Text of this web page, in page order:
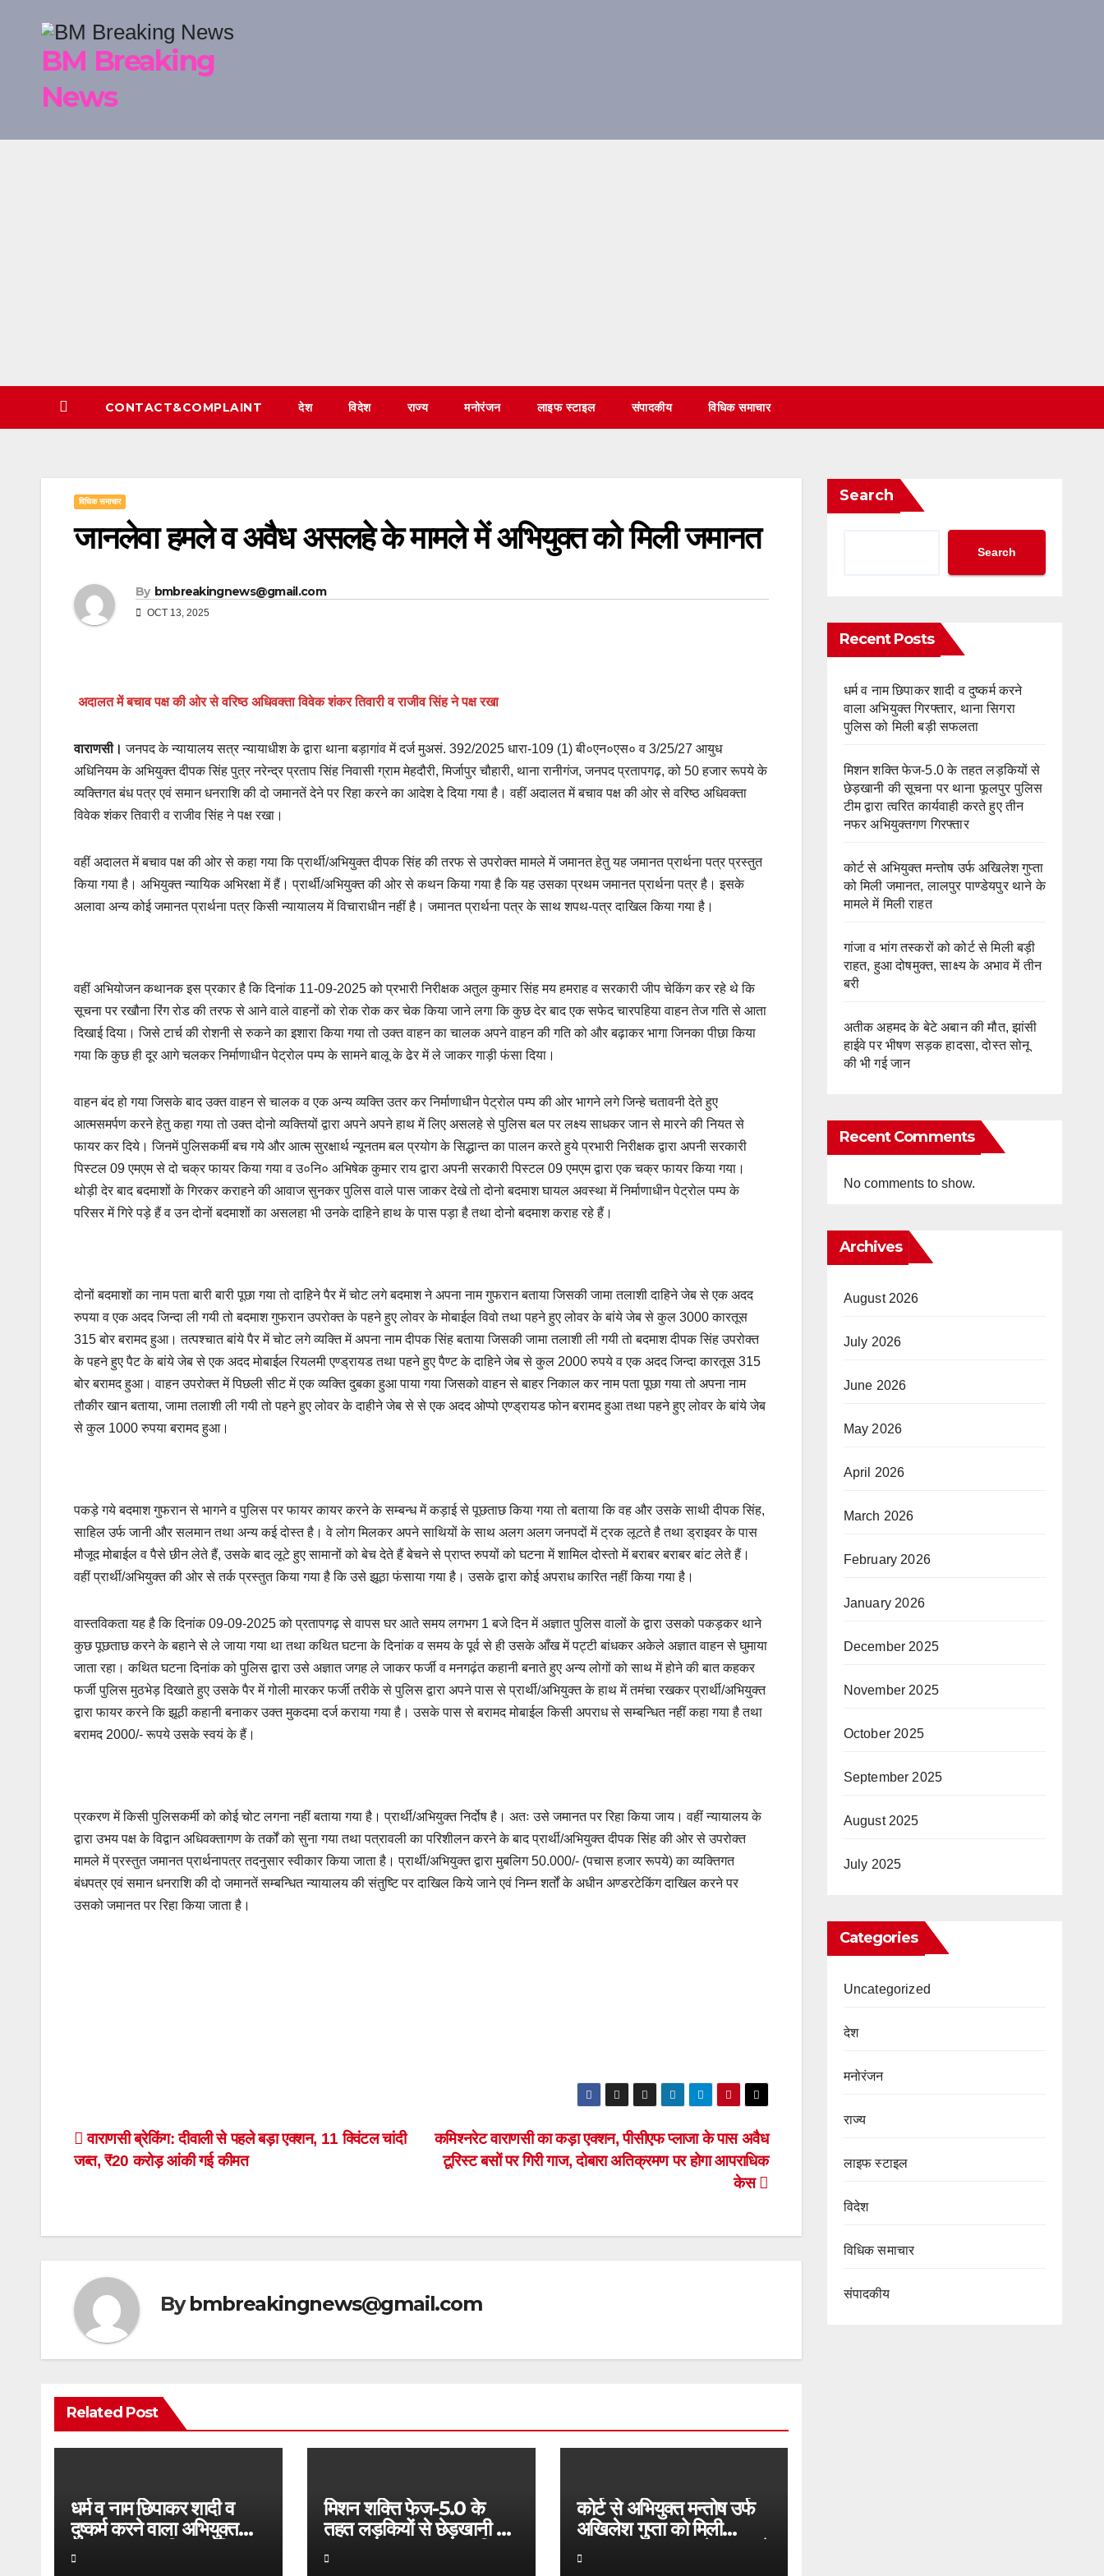
BM Breaking
News
CONTACT&COMPLAINT देश विदेश राज्य मनोरंजन लाइफ स्टाइल संपादकीय विधिक समाचार
विधिक समाचार
जानलेवा हमले व अवैध असलहे के मामले में अभियुक्त को मिली जमानत
By bmbreakingnews@gmail.com
OCT 13, 2025
अदालत में बचाव पक्ष की ओर से वरिष्ठ अधिवक्ता विवेक शंकर तिवारी व राजीव सिंह ने पक्ष रखा
वाराणसी। जनपद के न्यायालय सत्र न्यायाधीश के द्वारा थाना बड़ागांव में दर्ज मुअसं. 392/2025 धारा-109 (1) बी०एन०एस० व 3/25/27 आयुध
अधिनियम के अभियुक्त दीपक सिंह पुत्र नरेन्द्र प्रताप सिंह निवासी ग्राम मेहदौरी, मिर्जापुर चौहारी, थाना रानीगंज, जनपद प्रतापगढ़, को 50 हजार रूपये के
व्यक्तिगत बंध पत्र एवं समान धनराशि की दो जमानतें देने पर रिहा करने का आदेश दे दिया गया है। वहीं अदालत में बचाव पक्ष की ओर से वरिष्ठ अधिवक्ता
विवेक शंकर तिवारी व राजीव सिंह ने पक्ष रखा।
वहीं अदालत में बचाव पक्ष की ओर से कहा गया कि प्रार्थी/अभियुक्त दीपक सिंह की तरफ से उपरोक्त मामले में जमानत हेतु यह जमानत प्रार्थना पत्र प्रस्तुत
किया गया है। अभियुक्त न्यायिक अभिरक्षा में हैं। प्रार्थी/अभियुक्त की ओर से कथन किया गया है कि यह उसका प्रथम जमानत प्रार्थना पत्र है। इसके
अलावा अन्य कोई जमानत प्रार्थना पत्र किसी न्यायालय में विचाराधीन नहीं है। जमानत प्रार्थना पत्र के साथ शपथ-पत्र दाखिल किया गया है।
वहीं अभियोजन कथानक इस प्रकार है कि दिनांक 11-09-2025 को प्रभारी निरीक्षक अतुल कुमार सिंह मय हमराह व सरकारी जीप चेकिंग कर रहे थे कि
सूचना पर रखौना रिंग रोड की तरफ से आने वाले वाहनों को रोक रोक कर चेक किया जाने लगा कि कुछ देर बाद एक सफेद चारपहिया वाहन तेज गति से आता
दिखाई दिया। जिसे टार्च की रोशनी से रुकने का इशारा किया गया तो उक्त वाहन का चालक अपने वाहन की गति को और बढ़ाकर भागा जिनका पीछा किया
गया कि कुछ ही दूर आगे चलकर निर्माणाधीन पेट्रोल पम्प के सामने बालू के ढेर में ले जाकर गाड़ी फंसा दिया।
वाहन बंद हो गया जिसके बाद उक्त वाहन से चालक व एक अन्य व्यक्ति उतर कर निर्माणाधीन पेट्रोल पम्प की ओर भागने लगे जिन्हे चतावनी देते हुए
आत्मसमर्पण करने हेतु कहा गया तो उक्त दोनो व्यक्तियों द्वारा अपने अपने हाथ में लिए असलहे से पुलिस बल पर लक्ष्य साधकर जान से मारने की नियत से
फायर कर दिये। जिनमें पुलिसकर्मी बच गये और आत्म सुरक्षार्थ न्यूनतम बल प्रयोग के सिद्धान्त का पालन करते हुये प्रभारी निरीक्षक द्वारा अपनी सरकारी
पिस्टल 09 एमएम से दो चक्र फायर किया गया व उ०नि० अभिषेक कुमार राय द्वारा अपनी सरकारी पिस्टल 09 एमएम द्वारा एक चक्र फायर किया गया।
थोड़ी देर बाद बदमाशों के गिरकर कराहने की आवाज सुनकर पुलिस वाले पास जाकर देखे तो दोनो बदमाश घायल अवस्था में निर्माणाधीन पेट्रोल पम्प के
परिसर में गिरे पड़े हैं व उन दोनों बदमाशों का असलहा भी उनके दाहिने हाथ के पास पड़ा है तथा दोनो बदमाश कराह रहे हैं।
दोनों बदमाशों का नाम पता बारी बारी पूछा गया तो दाहिने पैर में चोट लगे बदमाश ने अपना नाम गुफरान बताया जिसकी जामा तलाशी दाहिने जेब से एक अदद
रुपया व एक अदद जिन्दा ली गयी तो बदमाश गुफरान उपरोक्त के पहने हुए लोवर के मोबाईल विवो तथा पहने हुए लोवर के बांये जेब से कुल 3000 कारतूस
315 बोर बरामद हुआ। तत्पश्चात बांये पैर में चोट लगे व्यक्ति में अपना नाम दीपक सिंह बताया जिसकी जामा तलाशी ली गयी तो बदमाश दीपक सिंह उपरोक्त
के पहने हुए पैट के बांये जेब से एक अदद मोबाईल रियलमी एण्ड्रायड तथा पहने हुए पैण्ट के दाहिने जेब से कुल 2000 रुपये व एक अदद जिन्दा कारतूस 315
बोर बरामद हुआ। वाहन उपरोक्त में पिछली सीट में एक व्यक्ति दुबका हुआ पाया गया जिसको वाहन से बाहर निकाल कर नाम पता पूछा गया तो अपना नाम
तौकीर खान बताया, जामा तलाशी ली गयी तो पहने हुए लोवर के दाहीने जेब से से एक अदद ओप्पो एण्ड्रायड फोन बरामद हुआ तथा पहने हुए लोवर के बांये जेब
से कुल 1000 रुपया बरामद हुआ।
पकड़े गये बदमाश गुफरान से भागने व पुलिस पर फायर कायर करने के सम्बन्ध में कड़ाई से पूछताछ किया गया तो बताया कि वह और उसके साथी दीपक सिंह,
साहिल उर्फ जानी और सलमान तथा अन्य कई दोस्त है। वे लोग मिलकर अपने साथियों के साथ अलग अलग जनपदों में ट्रक लूटते है तथा ड्राइवर के पास
मौजूद मोबाईल व पैसे छीन लेते हैं, उसके बाद लूटे हुए सामानों को बेच देते हैं बेचने से प्राप्त रुपयों को घटना में शामिल दोस्तो में बराबर बराबर बांट लेते हैं।
वहीं प्रार्थी/अभियुक्त की ओर से तर्क प्रस्तुत किया गया है कि उसे झूठा फंसाया गया है। उसके द्वारा कोई अपराध कारित नहीं किया गया है।
वास्तविकता यह है कि दिनांक 09-09-2025 को प्रतापगढ़ से वापस घर आते समय लगभग 1 बजे दिन में अज्ञात पुलिस वालों के द्वारा उसको पकड़कर थाने
कुछ पूछताछ करने के बहाने से ले जाया गया था तथा कथित घटना के दिनांक व समय के पूर्व से ही उसके आँख में पट्टी बांधकर अकेले अज्ञात वाहन से घुमाया
जाता रहा। कथित घटना दिनांक को पुलिस द्वारा उसे अज्ञात जगह ले जाकर फर्जी व मनगढ़ंत कहानी बनाते हुए अन्य लोगों को साथ में होने की बात कहकर
फर्जी पुलिस मुठभेड़ दिखाते हुए उसके पैर में गोली मारकर फर्जी तरीके से पुलिस द्वारा अपने पास से प्रार्थी/अभियुक्त के हाथ में तमंचा रखकर प्रार्थी/अभियुक्त
द्वारा फायर करने कि झूठी कहानी बनाकर उक्त मुकदमा दर्ज कराया गया है। उसके पास से बरामद मोबाईल किसी अपराध से सम्बन्धित नहीं कहा गया है तथा
बरामद 2000/- रूपये उसके स्वयं के हैं।
प्रकरण में किसी पुलिसकर्मी को कोई चोट लगना नहीं बताया गया है। प्रार्थी/अभियुक्त निर्दोष है। अतः उसे जमानत पर रिहा किया जाय। वहीं न्यायालय के
द्वारा उभय पक्ष के विद्वान अधिवक्तागण के तर्कों को सुना गया तथा पत्रावली का परिशीलन करने के बाद प्रार्थी/अभियुक्त दीपक सिंह की ओर से उपरोक्त
मामले में प्रस्तुत जमानत प्रार्थनापत्र तदनुसार स्वीकार किया जाता है। प्रार्थी/अभियुक्त द्वारा मुबलिग 50.000/- (पचास हजार रूपये) का व्यक्तिगत
बंधपत्र एवं समान धनराशि की दो जमानतें सम्बन्धित न्यायालय की संतुष्टि पर दाखिल किये जाने एवं निम्न शर्तों के अधीन अण्डरटेकिंग दाखिल करने पर
उसको जमानत पर रिहा किया जाता है।
Post
navigation
कमिश्नरेट वाराणसी का कड़ा एक्शन, पीसीएफ प्लाजा के पास अवैध
टूरिस्ट बसों पर गिरी गाज, दोबारा अतिक्रमण पर होगा आपराधिक
केस
वाराणसी ब्रेकिंग: दीवाली से पहले बड़ा एक्शन, 11 क्विंटल चांदी
जब्त, ₹20 करोड़ आंकी गई कीमत
Bybmbreakingnews@gmail.com
Related Post
धर्म व नाम छिपाकर शादी व
दुष्कर्म करने वाला अभियुक्त
गिरफ्तार, थाना सिगरा पुलिस
को मिली बड़ी सफलता
मिशन शक्ति फेज-5.0 के
तहत लड़कियों से छेड़खानी की
सूचना पर थाना फूलपुर पुलिस
टीम द्वारा त्वरित कार्यवाही करते
कोर्ट से अभियुक्त मन्तोष उर्फ
अखिलेश गुप्ता को मिली
जमानत, लालपुर पाण्डेयपुर थाने
के मामले में मिली राहत
Search
Search
Recent Posts
धर्म व नाम छिपाकर शादी व दुष्कर्म करने
वाला अभियुक्त गिरफ्तार, थाना सिगरा
पुलिस को मिली बड़ी सफलता
मिशन शक्ति फेज-5.0 के तहत लड़कियों से
छेड़खानी की सूचना पर थाना फूलपुर पुलिस
टीम द्वारा त्वरित कार्यवाही करते हुए तीन
नफर अभियुक्तगण गिरफ्तार
कोर्ट से अभियुक्त मन्तोष उर्फ अखिलेश गुप्ता
को मिली जमानत, लालपुर पाण्डेयपुर थाने के
मामले में मिली राहत
गांजा व भांग तस्करों को कोर्ट से मिली बड़ी
राहत, हुआ दोषमुक्त, साक्ष्य के अभाव में तीन
बरी
अतीक अहमद के बेटे अबान की मौत, झांसी
हाईवे पर भीषण सड़क हादसा, दोस्त सोनू
की भी गई जान
Recent Comments
No comments to show.
Archives
August 2026
July 2026
June 2026
May 2026
April 2026
March 2026
February 2026
January 2026
December 2025
November 2025
October 2025
September 2025
August 2025
July 2025
Categories
Uncategorized
देश
मनोरंजन
राज्य
लाइफ स्टाइल
विदेश
विधिक समाचार
संपादकीय